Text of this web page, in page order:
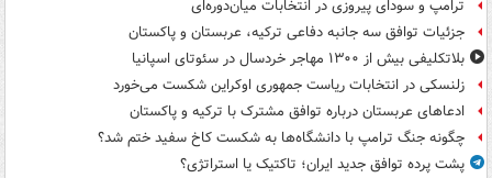
ترامپ و سودای پیروزی در انتخابات میان‌دوره‌ای
جزئیات توافق سه جانبه دفاعی ترکیه، عربستان و پاکستان
بلاتکلیفی بیش از ۱۳۰۰ مهاجر خردسال در سئوتای اسپانیا
زلنسکی در انتخابات ریاست جمهوری اوکراین شکست می‌خورد
ادعاهای عربستان درباره توافق مشترک با ترکیه و پاکستان
چگونه جنگ ترامپ با دانشگاه‌ها به شکست کاخ سفید ختم شد؟
پشت پرده توافق جدید ایران؛ تاکتیک یا استراتژی؟